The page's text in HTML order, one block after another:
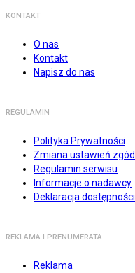
KONTAKT
O nas
Kontakt
Napisz do nas
REGULAMIN
Polityka Prywatności
Zmiana ustawień zgód
Regulamin serwisu
Informacje o nadawcy
Deklaracja dostępności
REKLAMA I PRENUMERATA
Reklama